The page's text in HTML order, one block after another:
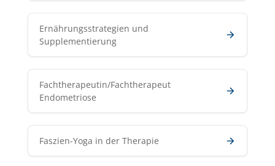
Ernährungsstrategien und
Supplementierung
Fachtherapeutin/Fachtherapeut
Endometriose
Faszien-Yoga in der Therapie